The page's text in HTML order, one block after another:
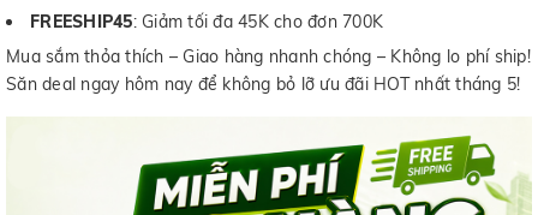
FREESHIP45: Giảm tối đa 45K cho đơn 700K
Mua sắm thỏa thích – Giao hàng nhanh chóng – Không lo phí ship!
Săn deal ngay hôm nay để không bỏ lỡ ưu đãi HOT nhất tháng 5!